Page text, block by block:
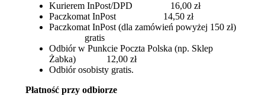
Kurierem InPost/DPD 16,00 zł
Paczkomat InPost 14,50 zł
Paczkomat InPost (dla zamówień powyżej 150 zł)
gratis
Odbiór w Punkcie Poczta Polska (np. Sklep
Żabka) 12,00 zł
Odbiór osobisty gratis.
Płatność przy odbiorze